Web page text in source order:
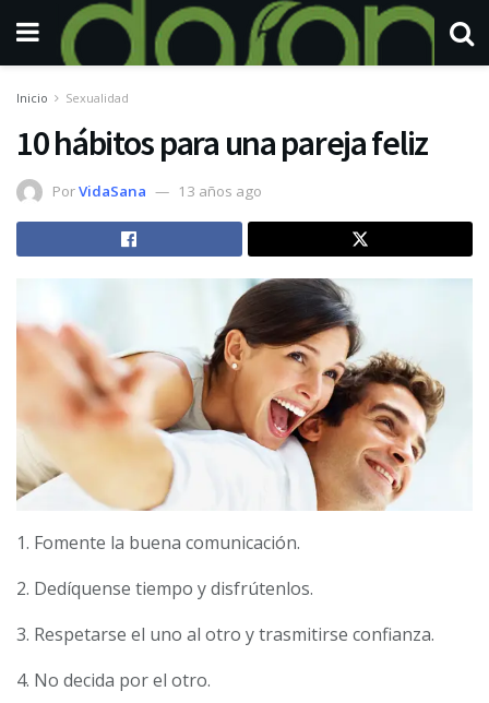
Inicio Sexualidad
10 hábitos para una pareja feliz
PorVidaSana 13 años ago
1. Fomente la buena comunicación.
2. Dedíquense tiempo y disfrútenlos.
3. Respetarse el uno al otro y trasmitirse confianza.
4. No decida por el otro.